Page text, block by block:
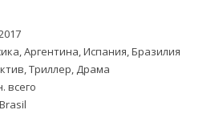
Криминальные
Мелодрамы
Аргентина, Испания, Бразилия
Триллер, Драма
всего